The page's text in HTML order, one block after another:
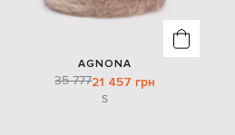
AGNONA
35 77721 457 грн
S